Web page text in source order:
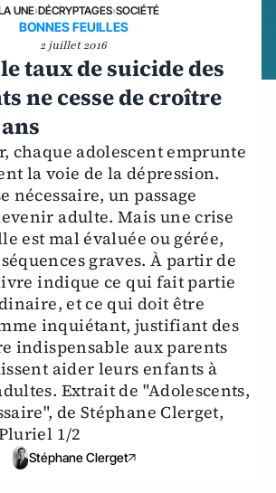
UNE›DÉCRYPTAGES›SOCIÉTÉ
BONNES FEUILLES
2 juillet 2016
taux de suicide des
ne cesse de croître
chaque adolescent emprunte
la voie de la dépression.
nécessaire, un passage
adulte. Mais une crise
est mal évaluée ou gérée,
graves. À partir de
indique ce qui fait partie
et ce qui doit être
inquiétant, justifiant des
indispensable aux parents
aider leurs enfants à
Extrait de "Adolescents,
de Stéphane Clerget,
1/2
Stéphane Clerget